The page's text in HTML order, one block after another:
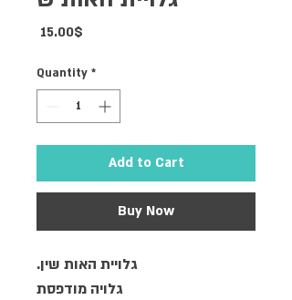
‏15.00 ‏$
Quantity *
Add to Cart
Buy Now
גלויית האות שין.
גלויה מודפסת